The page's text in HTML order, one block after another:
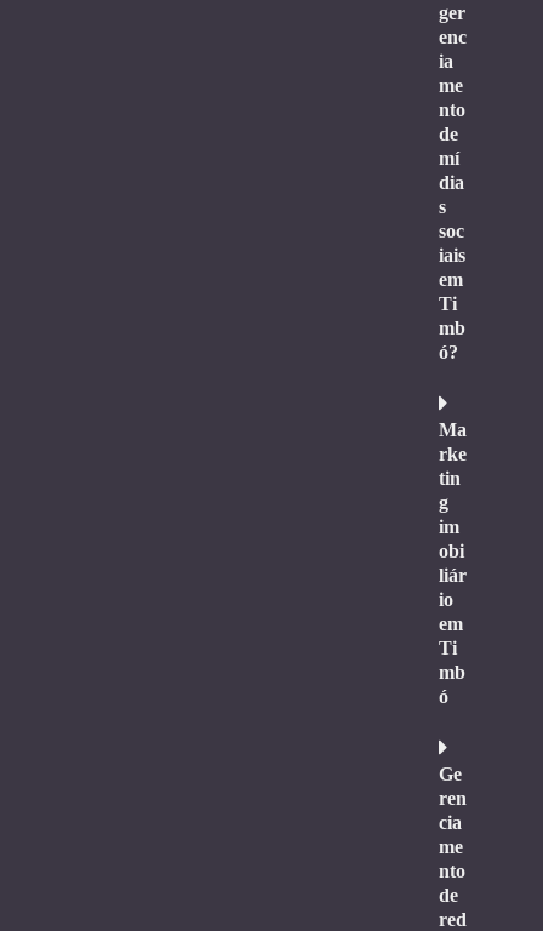
ger
enc
ia
me
nto
de
mí
dia
s
soc
iais
em
Ti
mb
ó?
Ma
rke
tin
g
im
obi
liár
io
em
Ti
mb
ó
Ge
ren
cia
me
nto
de
red